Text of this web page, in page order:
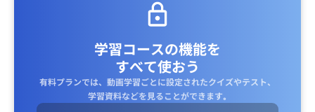
学習コースの機能を
すべて使おう
有料プランでは、動画学習ごとに設定されたクイズやテスト、
学習資料などを見ることができます｡